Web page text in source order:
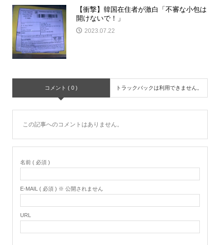
【衝撃】韓国在住者が激白「不審な小包は
開けないで！」
2023.07.22
コメント ( 0 ) トラックバックは利用できません。
この記事へのコメントはありません。
名前 ( 必須 )
E-MAIL ( 必須 ) ※ 公開されません
URL